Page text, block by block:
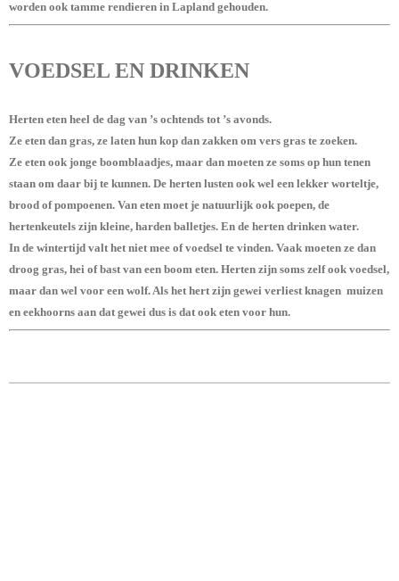
worden ook tamme rendieren in Lapland gehouden.
VOEDSEL EN DRINKEN
Herten eten heel de dag van ’s ochtends tot ’s avonds.
Ze eten dan gras, ze laten hun kop dan zakken om vers gras te zoeken.
Ze eten ook jonge boomblaadjes, maar dan moeten ze soms op hun tenen
staan om daar bij te kunnen. De herten lusten ook wel een lekker worteltje,
brood of pompoenen. Van eten moet je natuurlijk ook poepen, de
hertenkeutels zijn kleine, harden balletjes. En de herten drinken water.
In de wintertijd valt het niet mee of voedsel te vinden. Vaak moeten ze dan
droog gras, hei of bast van een boom eten. Herten zijn soms zelf ook voedsel,
maar dan wel voor een wolf. Als het hert zijn gewei verliest knagen muizen
en eekhoorns aan dat gewei dus is dat ook eten voor hun.